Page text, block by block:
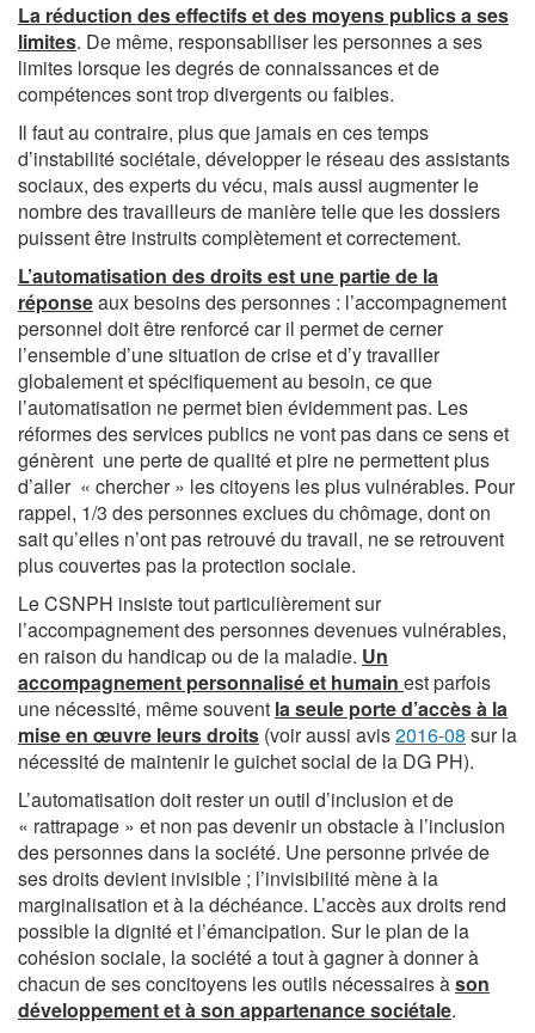
La réduction des effectifs et des moyens publics a ses
limites. De même, responsabiliser les personnes a ses
limites lorsque les degrés de connaissances et de
compétences sont trop divergents ou faibles.
Il faut au contraire, plus que jamais en ces temps
d’instabilité sociétale, développer le réseau des assistants
sociaux, des experts du vécu, mais aussi augmenter le
nombre des travailleurs de manière telle que les dossiers
puissent être instruits complètement et correctement.
L’automatisation des droits est une partie de la
réponseaux besoins des personnes : l’accompagnement
personnel doit être renforcé car il permet de cerner
l’ensemble d’une situation de crise et d’y travailler
globalement et spécifiquement au besoin, ce que
l’automatisation ne permet bien évidemment pas. Les
réformes des services publics ne vont pas dans ce sens et
génèrent une perte de qualité et pire ne permettent plus
d’aller « chercher » les citoyens les plus vulnérables. Pour
rappel, 1/3 des personnes exclues du chômage, dont on
sait qu’elles n’ont pas retrouvé du travail, ne se retrouvent
plus couvertes pas la protection sociale.
Le CSNPH insiste tout particulièrement sur
l’accompagnement des personnes devenues vulnérables,
en raison du handicap ou de la maladie. Un
accompagnement personnalisé et humain est parfois
une nécessité, même souvent la seule porte d’accès à la
mise en œuvre leurs droits (voir aussi avis2016-08 sur la
nécessité de maintenir le guichet social de la DG PH).
L’automatisation doit rester un outil d’inclusion et de
« rattrapage » et non pas devenir un obstacle à l’inclusion
des personnes dans la société. Une personne privée de
ses droits devient invisible ; l’invisibilité mène à la
marginalisation et à la déchéance. L’accès aux droits rend
possible la dignité et l’émancipation. Sur le plan de la
cohésion sociale, la société a tout à gagner à donner à
chacun de ses concitoyens les outils nécessaires àson
développement et à son appartenance sociétale.